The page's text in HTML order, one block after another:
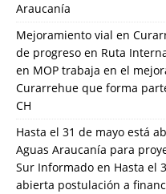
Araucanía
Mejoramiento vial en
de progreso en Ruta
en MOP trabaja en el
Curarrehue que forma
CH
Hasta el 31 de mayo está
Aguas Araucanía para
Sur Informado en Hasta el
abierta postulación a